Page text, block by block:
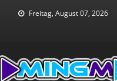
Freitag, August 07, 2026